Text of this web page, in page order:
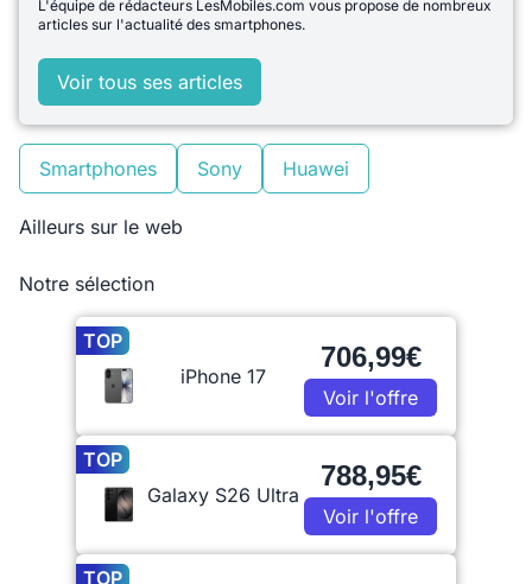
L'équipe de rédacteurs LesMobiles.com vous propose de nombreux
articles sur l'actualité des smartphones.
Voir tous ses articles
Smartphones Sony Huawei
Ailleurs sur le web
Notre sélection
TOP
iPhone 17
706,99€
Voir l'offre
TOP
Galaxy S26 Ultra
788,95€
Voir l'offre
TOP